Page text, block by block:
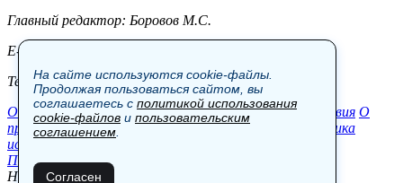
Главный редактор: Боровов М.С.
E-mail: site@vestnik.net, reb.msk@yandex.ru
Тел.: +7 (921) 720-00-97
Общество Экономика Контакты В мире Происшествия О
проекте Шоу-бизнес Политика Пресс-релизы
Политика
использования cookie-файлов
Пользовательское соглашение
Новости, аналитика, прогнозы и другие материалы,
На сайте используются cookie-файлы.
Продолжая пользоваться сайтом, вы
соглашаетесь с политикой использования
cookie-файлов и пользовательским
соглашением
Согласен